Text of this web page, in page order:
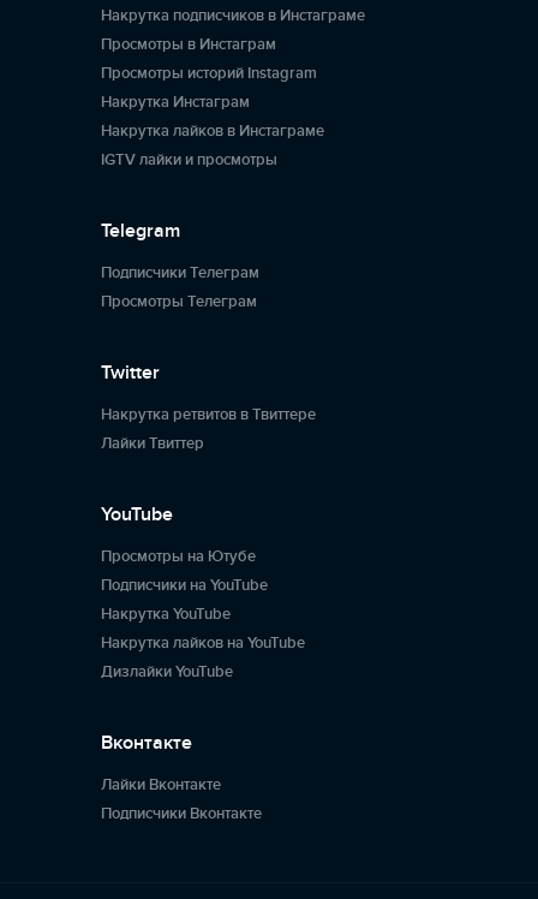
Накрутка подписчиков в Инстаграме
Просмотры в Инстаграм
Просмотры историй Instagram
Накрутка Инстаграм
Накрутка лайков в Инстаграме
IGTV лайки и просмотры
Telegram
Подписчики Телеграм
Просмотры Телеграм
Twitter
Накрутка ретвитов в Твиттере
Лайки Твиттер
YouTube
Просмотры на Ютубе
Подписчики на YouTube
Накрутка YouTube
Накрутка лайков на YouTube
Дизлайки YouTube
Вконтакте
Лайки Вконтакте
Подписчики Вконтакте